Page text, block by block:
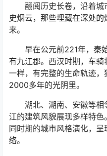
翻阅历史长卷，沿着城
史烟云，那些埋藏在深处
来。
早在公元前221年，秦始
有九江郡。西汉时期，车
一样，有完整的生命轨迹
2000多年的光阴里。
湖北、湖南、安徽等相
江的建筑风貌展现多样特
同时期的城市风格演化，
络。